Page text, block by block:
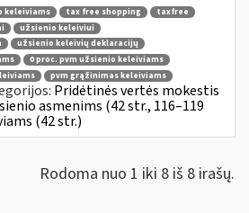
keleiviams tax free shopping
taxfree
užsienio keleiviui
užsienio keleivių deklaracijų
0 proc. pvm užsienio keleiviams
pvm grąžinimas keleiviams
Pridėtinės vertės mokestis
asmenims (42 str., 116–119
(42 str.)
Rodoma nuo 1 iki 8 iš 8 irašų.